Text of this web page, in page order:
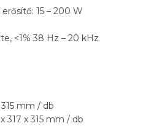
15 – 200 W
<1% 38 Hz – 20 kHz
mm / db
317 x 315 mm / db